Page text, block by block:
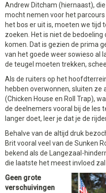
Andrew Ditcham (hiernaast),
mocht nemen voor het
het bos er uit is, moeten we tijd
zoeken. Het is niet de
komen. Dat is gezien de prima
van het goede weer sowieso al
de teugel moeten trekken,
Als de ruiters op het
hebben overwonnen, sluiten
(Chicken House en Roll Trap),
de deelnemers vooral bij de les
langer doet, leer je dat je de
Behalve van de altijd druk
Brit vooral veel van de Sunken
bekend als de Langezaal-
die laatste het meest invloed zal
Geen grote
verschuivingen